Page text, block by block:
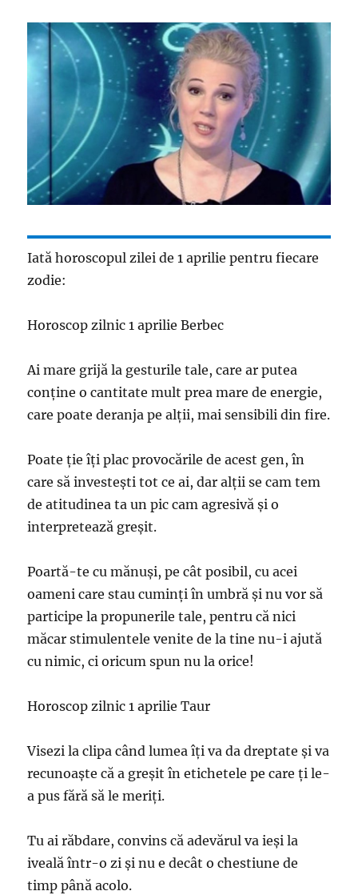
Iată horoscopul zilei de 1 aprilie pentru fiecare
zodie:
Horoscop zilnic 1 aprilie Berbec
Ai mare grijă la gesturile tale, care ar putea
conţine o cantitate mult prea mare de energie,
care poate deranja pe alţii, mai sensibili din fire.
Poate ţie îţi plac provocările de acest gen, în
care să investeşti tot ce ai, dar alţii se cam tem
de atitudinea ta un pic cam agresivă şi o
interpretează greşit.
Poartă-te cu mănuşi, pe cât posibil, cu acei
oameni care stau cuminţi în umbră şi nu vor să
participe la propunerile tale, pentru că nici
măcar stimulentele venite de la tine nu-i ajută
cu nimic, ci oricum spun nu la orice!
Horoscop zilnic 1 aprilie Taur
Visezi la clipa când lumea îţi va da dreptate şi va
recunoaşte că a greşit în etichetele pe care ţi le-
a pus fără să le meriţi.
Tu ai răbdare, convins că adevărul va ieşi la
iveală într-o zi şi nu e decât o chestiune de
timp până acolo.